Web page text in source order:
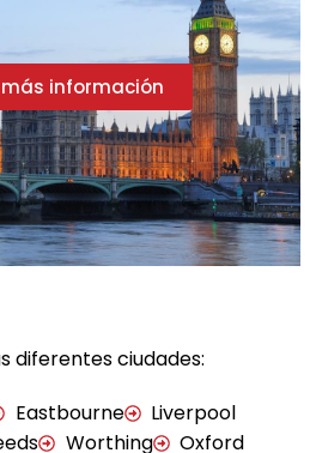
información
diferentes ciudades:
Eastbourne
Liverpool
Worthing
Oxford